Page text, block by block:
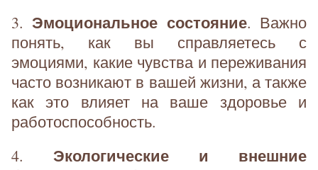
3.Эмоциональное состояние. Важно
понять, как вы справляетесь с
эмоциями, какие чувства и переживания
часто возникают в вашей жизни, а также
как это влияет на ваше здоровье и
работоспособность.
4. Экологические и внешние